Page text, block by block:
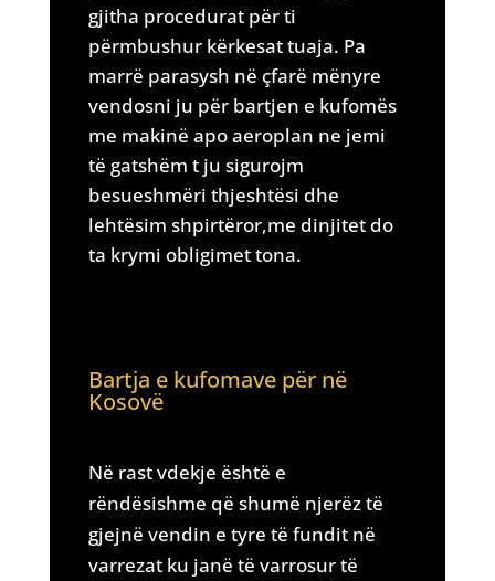
gjitha procedurat për ti
përmbushur kërkesat tuaja. Pa
marrë parasysh në çfarë mënyre
vendosni ju për bartjen e kufomës
me makinë apo aeroplan ne jemi
të gatshëm t ju sigurojm
besueshmëri thjeshtësi dhe
lehtësim shpirtëror,me dinjitet do
ta krymi obligimet tona.
Bartja e kufomave për në
Kosovë
Në rast vdekje është e
rëndësishme që shumë njerëz të
gjejnë vendin e tyre të fundit në
varrezat ku janë të varrosur të